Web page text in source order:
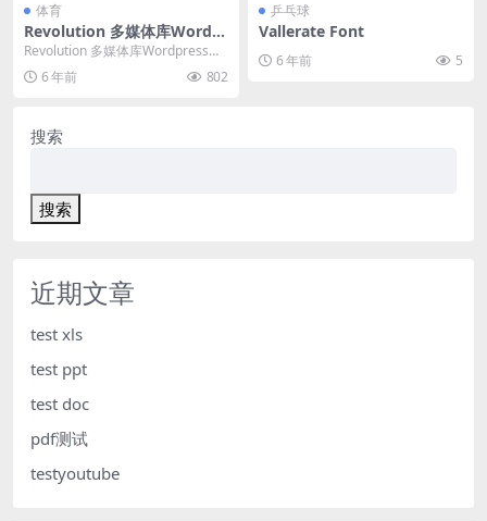
体育
Revolution 多媒体库WordPr
ess插件
Revolution 多媒体库Wordpress插
件是一个完整的多媒体响应画廊w...
6 年前 802
乒乓球
Vallerate Font
6 年前 5
搜索
搜索
近期文章
test xls
test ppt
test doc
pdf测试
testyoutube